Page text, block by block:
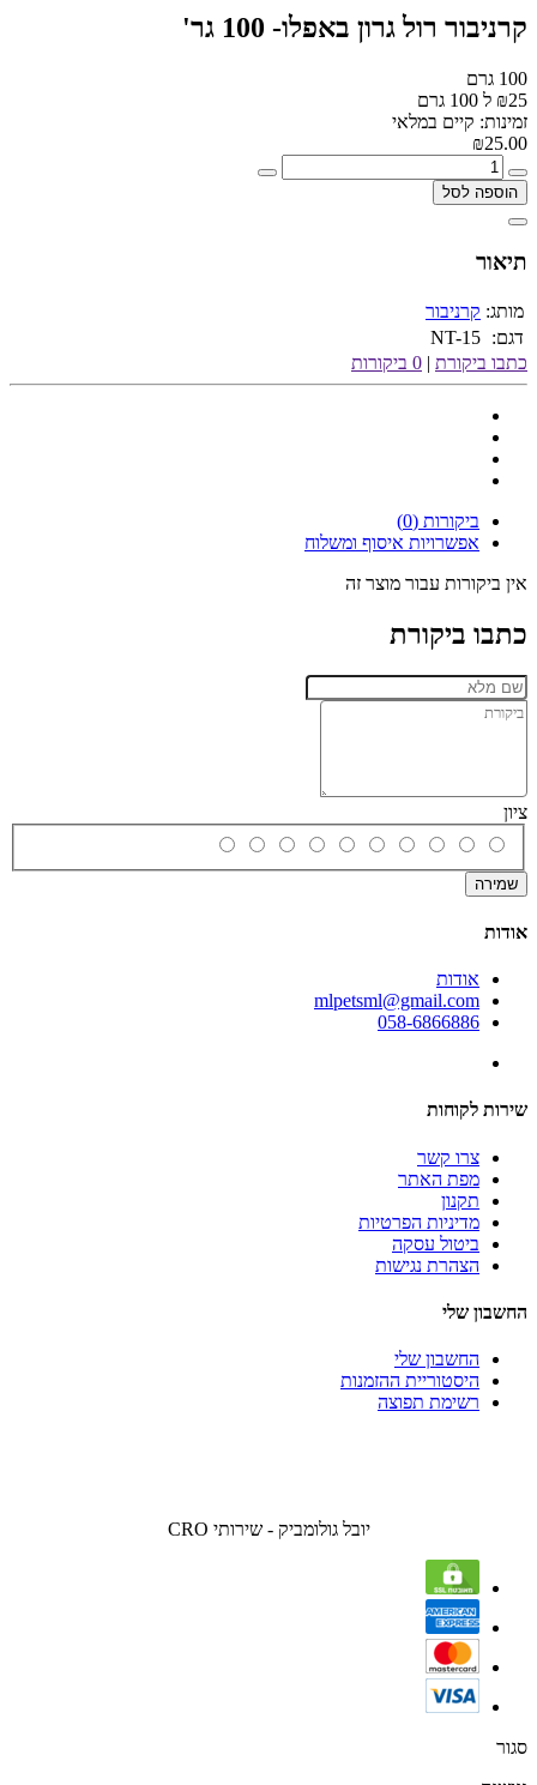
קרניבור רול גרון באפלו- 100 גר'
100 גרם
₪25 ל 100 גרם
זמינות: קיים במלאי
₪25.00
הוספה לסל
תיאור
מותג: קרניבור
דגם: NT-15
כתבו ביקורת | 0 ביקורות
ביקורות (0)
אפשרויות איסוף ומשלוח
אין ביקורות עבור מוצר זה
כתבו ביקורת
ציון
שמירה
אודות
אודות
mlpetsml@gmail.com
058-6866886
שירות לקוחות
צרו קשר
מפת האתר
תקנון
מדיניות הפרטיות
ביטול עסקה
הצהרת נגישות
החשבון שלי
החשבון שלי
היסטוריית ההזמנות
רשימת תפוצה
יובל גולומביק - שירותי CRO
סגור